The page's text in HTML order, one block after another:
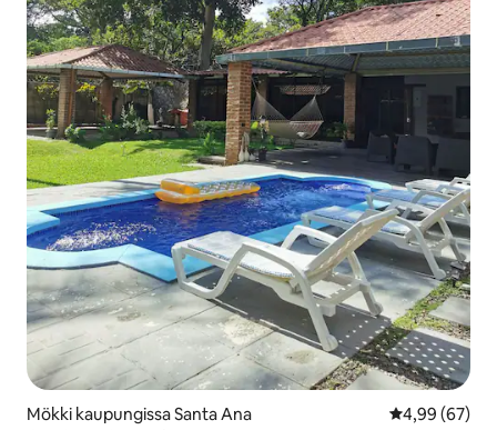
Mökki kaupungissa Santa Ana
4,99 (67)